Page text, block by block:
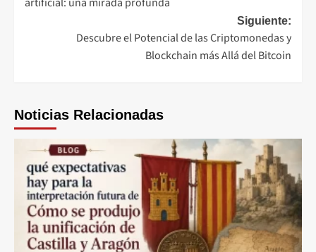
Siguiente:
Descubre el Potencial de las Criptomonedas y
Blockchain más Allá del Bitcoin
Noticias Relacionadas